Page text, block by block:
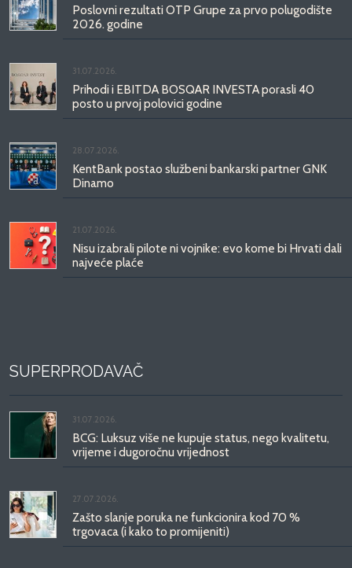
Poslovni rezultati OTP Grupe za prvo polugodište
2026. godine
31.07.2026.
Prihodi i EBITDA BOSQAR INVESTA porasli 40
posto u prvoj polovici godine
28.07.2026.
KentBank postao službeni bankarski partner GNK
Dinamo
21.07.2026.
Nisu izabrali pilote ni vojnike: evo kome bi Hrvati dali
najveće plaće
SUPERPRODAVAČ
31.07.2026.
BCG: Luksuz više ne kupuje status, nego kvalitetu,
vrijeme i dugoročnu vrijednost
27.07.2026.
Zašto slanje poruka ne funkcionira kod 70 %
trgovaca (i kako to promijeniti)